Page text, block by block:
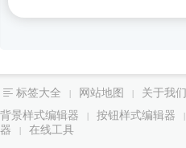
标签大全 | 网站地图 | 关于我们
背景样式编辑器
| 按钮样式编辑器 |
器
| 在线工具